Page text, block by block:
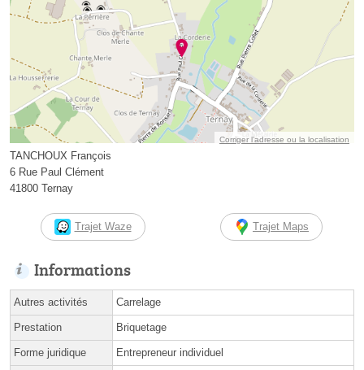
Corriger l’adresse ou la localisation
TANCHOUX François
6 Rue Paul Clément
41800 Ternay
Trajet Waze Trajet Maps
Informations
Autres activités Carrelage
Prestation Briquetage
Forme juridique Entrepreneur individuel